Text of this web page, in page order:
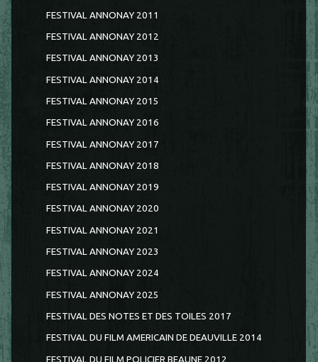
FESTIVAL ANNONAY 2011
FESTIVAL ANNONAY 2012
FESTIVAL ANNONAY 2013
FESTIVAL ANNONAY 2014
FESTIVAL ANNONAY 2015
FESTIVAL ANNONAY 2016
FESTIVAL ANNONAY 2017
FESTIVAL ANNONAY 2018
FESTIVAL ANNONAY 2019
FESTIVAL ANNONAY 2020
FESTIVAL ANNONAY 2021
FESTIVAL ANNONAY 2023
FESTIVAL ANNONAY 2024
FESTIVAL ANNONAY 2025
FESTIVAL DES NOTES ET DES TOILES 2017
FESTIVAL DU FILM AMERICAIN DE DEAUVILLE 2014
FESTIVAL DU FILM POLICIER BEAUNE 2012